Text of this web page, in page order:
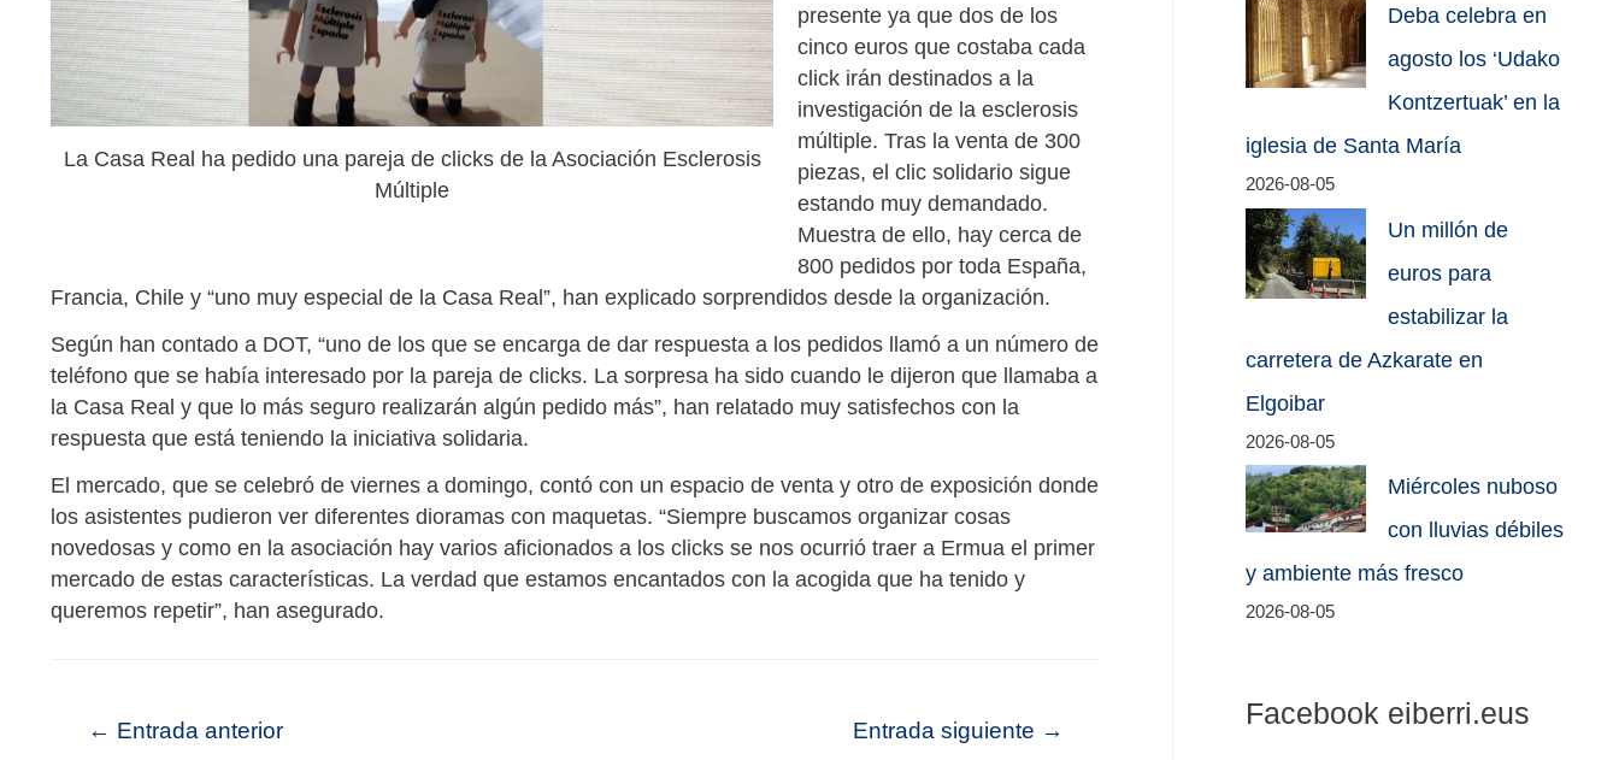
La Casa Real ha pedido una pareja de clicks de la Asociación Esclerosis
Múltiple
presente ya que dos de los
cinco euros que costaba cada
click irán destinados a la
investigación de la esclerosis
múltiple. Tras la venta de 300
piezas, el clic solidario sigue
estando muy demandado.
Muestra de ello, hay cerca de
800 pedidos por toda España,
Francia, Chile y “uno muy especial de la Casa Real”, han explicado sorprendidos desde la organización.
Según han contado a DOT, “uno de los que se encarga de dar respuesta a los pedidos llamó a un número de
teléfono que se había interesado por la pareja de clicks. La sorpresa ha sido cuando le dijeron que llamaba a
la Casa Real y que lo más seguro realizarán algún pedido más”, han relatado muy satisfechos con la
respuesta que está teniendo la iniciativa solidaria.
El mercado, que se celebró de viernes a domingo, contó con un espacio de venta y otro de exposición donde
los asistentes pudieron ver diferentes dioramas con maquetas. “Siempre buscamos organizar cosas
novedosas y como en la asociación hay varios aficionados a los clicks se nos ocurrió traer a Ermua el primer
mercado de estas características. La verdad que estamos encantados con la acogida que ha tenido y
queremos repetir”, han asegurado.
← Entrada anterior Entrada siguiente →
Deba celebra en
agosto los ‘Udako
Kontzertuak’ en la
iglesia de Santa María
2026-08-05
Un millón de
euros para
estabilizar la
carretera de Azkarate en
Elgoibar
2026-08-05
Miércoles nuboso
con lluvias débiles
y ambiente más fresco
2026-08-05
Facebook eiberri.eus